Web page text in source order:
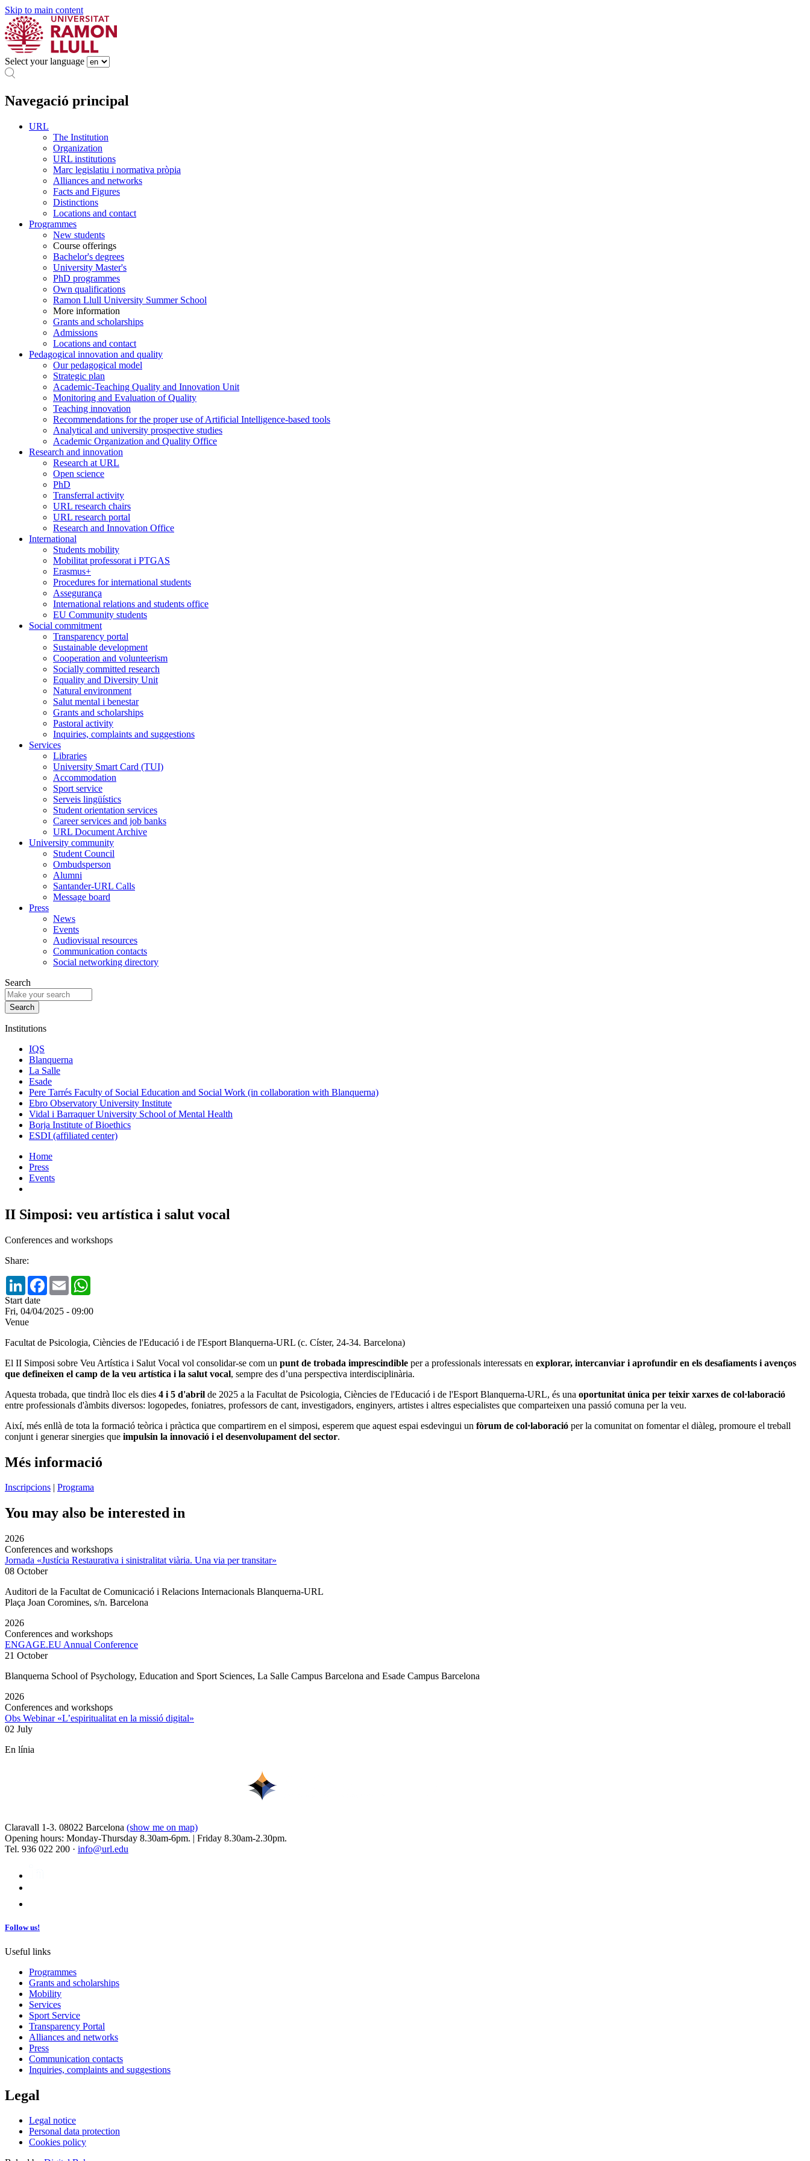
Skip to main content
Select your language
Navegació principal
URL
The Institution
Organization
URL institutions
Marc legislatiu i normativa pròpia
Alliances and networks
Facts and Figures
Distinctions
Locations and contact
Programmes
New students
Course offerings
Bachelor's degrees
University Master's
PhD programmes
Own qualifications
Ramon Llull University Summer School
More information
Grants and scholarships
Admissions
Locations and contact
Pedagogical innovation and quality
Our pedagogical model
Strategic plan
Academic-Teaching Quality and Innovation Unit
Monitoring and Evaluation of Quality
Teaching innovation
Recommendations for the proper use of Artificial Intelligence-based tools
Analytical and university prospective studies
Academic Organization and Quality Office
Research and innovation
Research at URL
Open science
PhD
Transferral activity
URL research chairs
URL research portal
Research and Innovation Office
International
Students mobility
Mobilitat professorat i PTGAS
Erasmus+
Procedures for international students
Assegurança
International relations and students office
EU Community students
Social commitment
Transparency portal
Sustainable development
Cooperation and volunteerism
Socially committed research
Equality and Diversity Unit
Natural environment
Salut mental i benestar
Grants and scholarships
Pastoral activity
Inquiries, complaints and suggestions
Services
Libraries
University Smart Card (TUI)
Accommodation
Sport service
Serveis lingüístics
Student orientation services
Career services and job banks
URL Document Archive
University community
Student Council
Ombudsperson
Alumni
Santander-URL Calls
Message board
Press
News
Events
Audiovisual resources
Communication contacts
Social networking directory
Search
Institutions
IQS
Blanquerna
La Salle
Esade
Pere Tarrés Faculty of Social Education and Social Work (in collaboration with Blanquerna)
Ebro Observatory University Institute
Vidal i Barraquer University School of Mental Health
Borja Institute of Bioethics
ESDI (affiliated center)
Home
Press
Events
II Simposi: veu artística i salut vocal
Conferences and workshops
Share:
LinkedInFacebook
Email
Start date
Fri, 04/04/2025 - 09:00
Venue
Facultat de Psicologia, Ciències de l'Educació i de l'Esport Blanquerna-URL (c. Císter, 24-34. Barcelona)
El II Simposi sobre Veu Artística i Salut Vocal vol consolidar-se com un punt de trobada imprescindible per a professionals interessats en explorar, intercanviar i aprofundir en els desafiaments i avenços
que defineixen el camp de la veu artística i la salut vocal, sempre des d’una perspectiva interdisciplinària.
Aquesta trobada, que tindrà lloc els dies 4 i 5 d'abril de 2025 a la Facultat de Psicologia, Ciències de l'Educació i de l'Esport Blanquerna-URL, és una oportunitat única per teixir xarxes de col·laboració
entre professionals d'àmbits diversos: logopedes, foniatres, professors de cant, investigadors, enginyers, artistes i altres especialistes que comparteixen una passió comuna per la veu.
Així, més enllà de tota la formació teòrica i pràctica que compartirem en el simposi, esperem que aquest espai esdevingui un fòrum de col·laboració per la comunitat on fomentar el diàleg, promoure el treball
conjunt i generar sinergies que impulsin la innovació i el desenvolupament del sector.
Més informació
Inscripcions | Programa
You may also be interested in
2026
Conferences and workshops
Jornada «Justícia Restaurativa i sinistralitat viària. Una via per transitar»
08 October
Auditori de la Facultat de Comunicació i Relacions Internacionals Blanquerna-URL
Plaça Joan Coromines, s/n. Barcelona
2026
Conferences and workshops
ENGAGE.EU Annual Conference
21 October
Blanquerna School of Psychology, Education and Sport Sciences, La Salle Campus Barcelona and Esade Campus Barcelona
2026
Conferences and workshops
Obs Webinar «L’espiritualitat en la missió digital»
02 July
En línia
Claravall 1-3. 08022 Barcelona (show me on map)
Opening hours: Monday-Thursday 8.30am-6pm. | Friday 8.30am-2.30pm.
Tel. 936 022 200 · info@url.edu
Follow us!
Useful links
Programmes
Grants and scholarships
Mobility
Services
Sport Service
Transparency Portal
Alliances and networks
Press
Communication contacts
Inquiries, complaints and suggestions
Legal
Legal notice
Personal data protection
Cookies policy